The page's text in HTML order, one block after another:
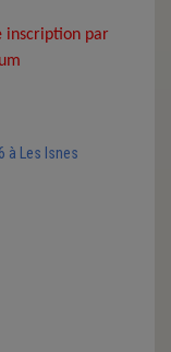
inscription par
à Les Isnes